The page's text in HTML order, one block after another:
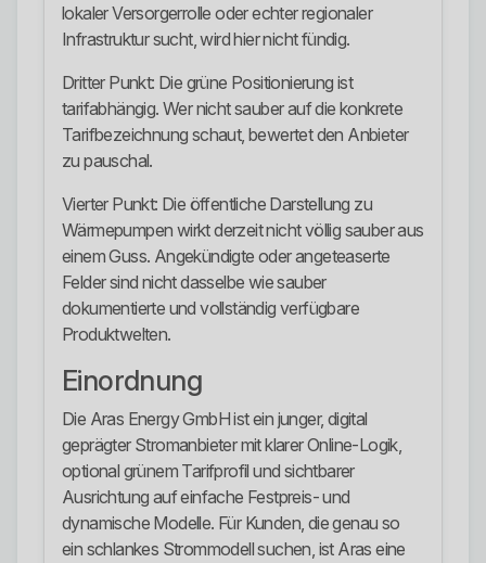
lokaler Versorgerrolle oder echter regionaler
Infrastruktur sucht, wird hier nicht fündig.
Dritter Punkt: Die grüne Positionierung ist
tarifabhängig. Wer nicht sauber auf die konkrete
Tarifbezeichnung schaut, bewertet den Anbieter
zu pauschal.
Vierter Punkt: Die öffentliche Darstellung zu
Wärmepumpen wirkt derzeit nicht völlig sauber aus
einem Guss. Angekündigte oder angeteaserte
Felder sind nicht dasselbe wie sauber
dokumentierte und vollständig verfügbare
Produktwelten.
Einordnung
Die Aras Energy GmbH ist ein junger, digital
geprägter Stromanbieter mit klarer Online-Logik,
optional grünem Tarifprofil und sichtbarer
Ausrichtung auf einfache Festpreis- und
dynamische Modelle. Für Kunden, die genau so
ein schlankes Strommodell suchen, ist Aras eine